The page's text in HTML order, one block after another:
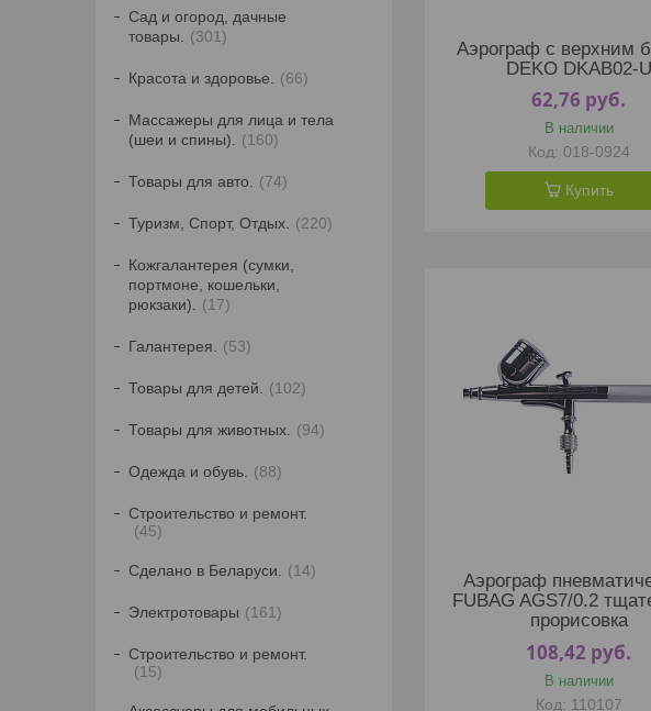
Аэрограф c верхним
DEKO DKAB02-U
62,76 руб.
В наличии
018-0924
Купить
Аэрограф
FUBAG AGS7/0.2
прорисовка
108,42 руб.
В наличии
110107
Сад и огород, дачные
товары.
301
Красота и здоровье. 66
Массажеры для лица и тела
(шеи и спины).
160
Товары для авто. 74
Туризм, Спорт, Отдых. 220
Кожгалантерея (сумки,
портмоне, кошельки,
рюкзаки).
17
Галантерея. 53
Товары для детей. 102
Товары для животных. 94
Одежда и обувь. 88
Строительство и ремонт.
45
Сделано в Беларуси. 14
Электротовары 161
Строительство и ремонт.
15